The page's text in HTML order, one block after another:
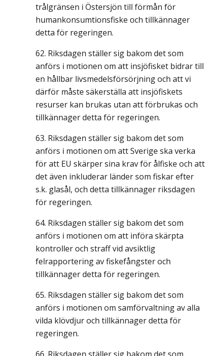
trålgränsen i Östersjön till förmån för
humankonsumtionsfiske och tillkännager
detta för regeringen.
Riksdagen ställer sig bakom det som
anförs i motionen om att insjöfisket bidrar till
en hållbar livsmedelsförsörjning och att vi
därför måste säkerställa att insjöfiskets
resurser kan brukas utan att förbrukas och
tillkännager detta för regeringen.
Riksdagen ställer sig bakom det som
anförs i motionen om att Sverige ska verka
för att EU skärper sina krav för ålfiske och att
det även inkluderar länder som fiskar efter
s.k. glasål, och detta tillkännager riksdagen
för regeringen.
Riksdagen ställer sig bakom det som
anförs i motionen om att införa skärpta
kontroller och straff vid avsiktlig
felrapportering av fiskefångster och
tillkännager detta för regeringen.
Riksdagen ställer sig bakom det som
anförs i motionen om samförvaltning av alla
vilda klövdjur och tillkännager detta för
regeringen.